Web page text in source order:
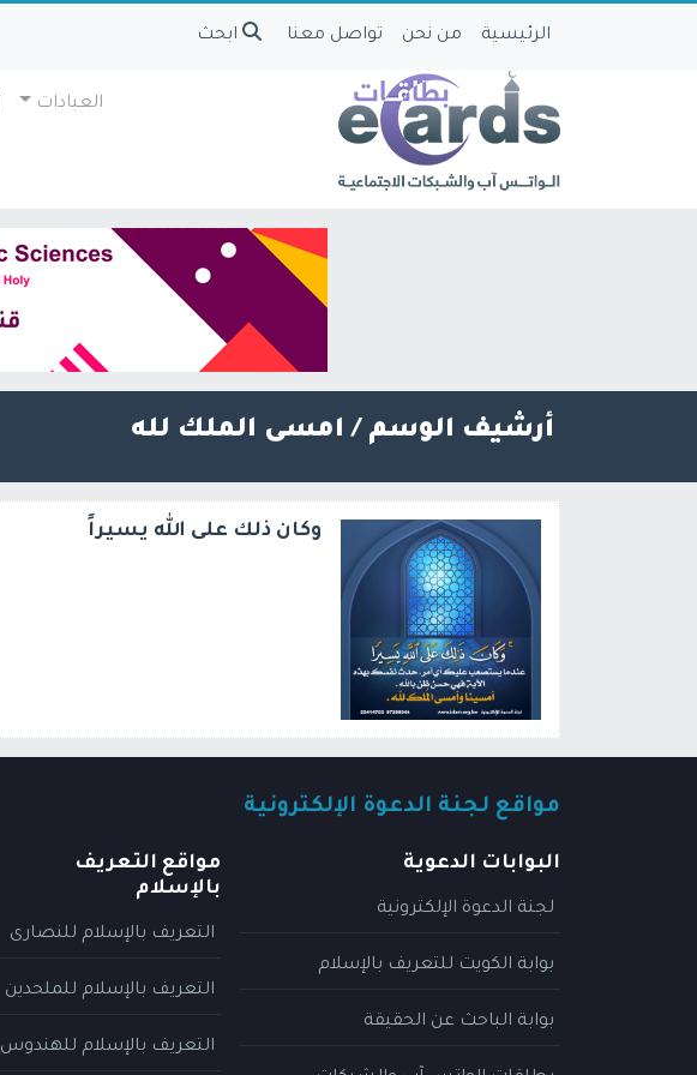
الرئيسية من نحن تواصل معنا ابحث
العبادات
أرشيف الوسم / امسى الملك لله
وكان ذلك على الله يسيراً
مواقع لجنة الدعوة الإلكترونية
البوابات الدعوية
لجنة الدعوة الإلكترونية
بوابة الكويت للتعريف بالإسلام
بوابة الباحث عن الحقيقة
مواقع التعريف
بالإسلام
التعريف بالإسلام للنصارى
التعريف بالإسلام للملحدين
التعريف بالإسلام للهندوس